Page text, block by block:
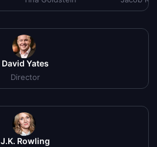
David Yates
Director
J.K. Rowling